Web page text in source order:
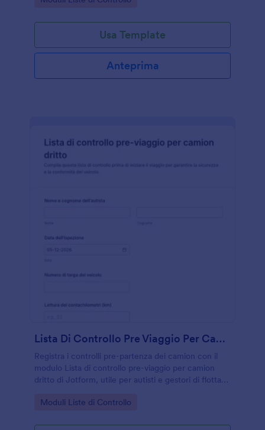
Usa Template
Anteprima
Lista Di Controllo Pre Viaggio Per Camion Dritto
Registra i controlli pre-partenza dei camion con il
modulo Lista di controllo pre-viaggio per camion
dritto di Jotform, utile per autisti e gestori di flotta
tracciabilità delle verifiche.
Go to Category:
Moduli Liste di Controllo